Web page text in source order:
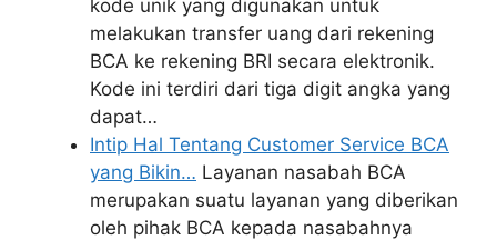
kode unik yang digunakan untuk
melakukan transfer uang dari rekening
BCA ke rekening BRI secara elektronik.
Kode ini terdiri dari tiga digit angka yang
dapat…
Intip Hal Tentang Customer Service BCA
yang Bikin… Layanan nasabah BCA
merupakan suatu layanan yang diberikan
oleh pihak BCA kepada nasabahnya